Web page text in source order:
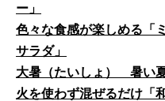
ー」
色々な食感が楽しめる「
サラダ」
大暑（たいしょ） 暑い
火を使わず混ぜるだけ「